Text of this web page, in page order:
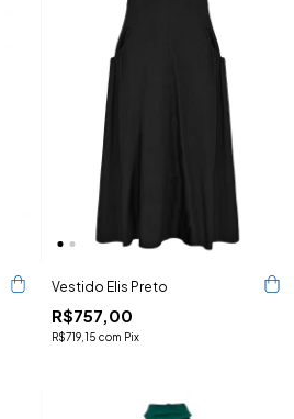
Vestido Elis Preto
R$757,00
R$719,15 com Pix